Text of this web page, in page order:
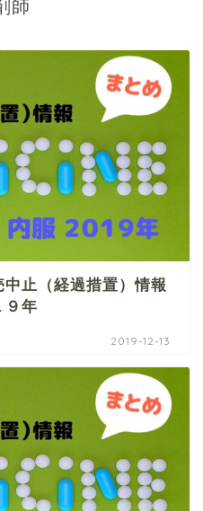
師
中止（経過措置）情報
９年
2019-12-13